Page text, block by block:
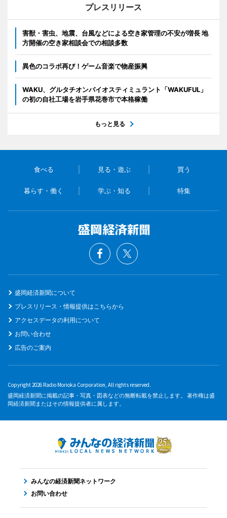
プレスリリース
害獣・害虫、地震、台風などによる空き家管理の不安が増長 地
方開催の空き家相談会での相談多数
異色のコラボ再び！ゲーム音楽で物産振興
WAKU、グルタチオンバイオスティミュラント「WAKUFUL」
の初の自社工場を岩手県花巻市で本格稼働
もっと見る
食べる 見る・遊ぶ 買う
暮らす・働く 学ぶ・知る 特集
盛岡経済新聞について
プレスリリース・情報提供はこちらから
アクセスデータの利用について
お問い合わせ
広告のご案内
Copyright 2026 Radio Morioka Corporation, All rights reserved.
盛岡経済新聞に掲載の記事・写真・図表などの無断転載を禁止します。 著作権は盛
岡経済新聞またはその情報提供者に属します。
みんなの経済新聞ネットワーク
お問い合わせ